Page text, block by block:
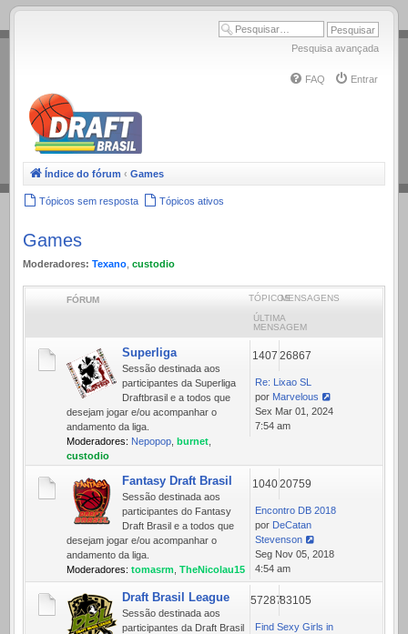
.
Pesquisa avançada
FAQ Entrar
Índice do fórum ‹ Games
Tópicos sem resposta Tópicos ativos
Games
Moderadores: Texano custodio
FÓRUM TÓPICOSMENSAGENS
ÚLTIMA
MENSAGEM
Superliga
Sessão destinada aos
participantes da Superliga
Draftbrasil e a todos que
desejam jogar e/ou acompanhar o
andamento da liga.
Moderadores: Nepopop burnet
custodio
1407 26867
Re: Lixao SL
por Marvelous
Ver
última
Sex Mar 01, 2024
7:54 am
Fantasy Draft Brasil
Sessão destinada aos
participantes do Fantasy
Draft Brasil e a todos que
desejam jogar e/ou acompanhar o
andamento da liga.
Moderadores: tomasrm TheNicolau15
104020759
Encontro DB 2018
por DeCatan
Stevenson
Ver
última
mensagem
Seg Nov 05, 2018
4:54 am
Draft Brasil League
Sessão destinada aos
participantes da Draft Brasil
5728783105
Find Sexy Girls in